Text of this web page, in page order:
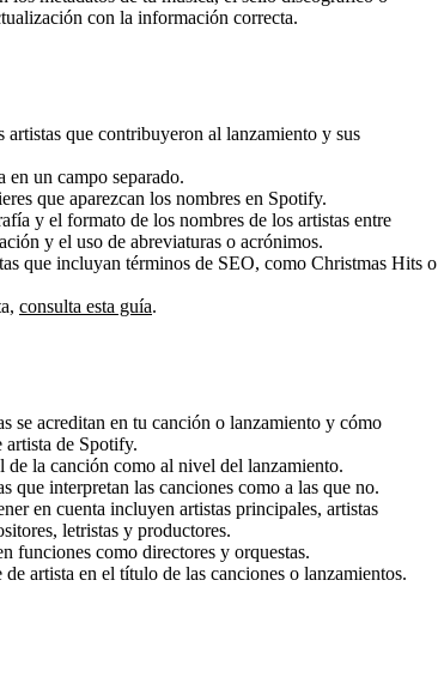
con la información correcta.
artistas que contribuyeron al lanzamiento y sus
en un campo separado.
que aparezcan los nombres en Spotify.
y el formato de los nombres de los artistas entre
y el uso de abreviaturas o acrónimos.
que incluyan términos de SEO, como Christmas Hits o
consulta esta guía.
se acreditan en tu canción o lanzamiento y cómo
artista de Spotify.
de la canción como al nivel del lanzamiento.
que interpretan las canciones como a las que no.
en cuenta incluyen artistas principales, artistas
letristas y productores.
funciones como directores y orquestas.
artista en el título de las canciones o lanzamientos.